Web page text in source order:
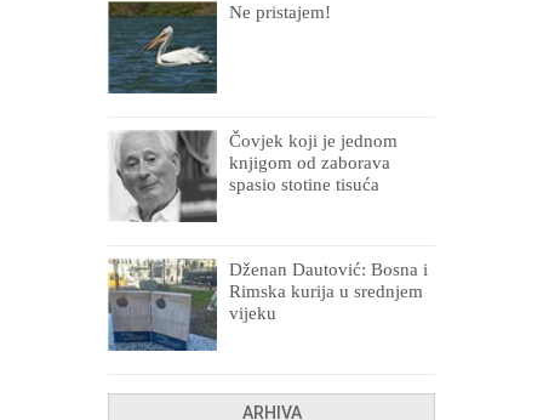
Ne pristajem!
Čovjek koji je jednom
knjigom od zaborava
spasio stotine tisuća
Dženan Dautović: Bosna i
Rimska kurija u srednjem
vijeku
ARHIVA